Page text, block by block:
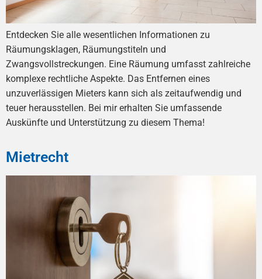
Entdecken Sie alle wesentlichen Informationen zu
Räumungsklagen, Räumungstiteln und
Zwangsvollstreckungen. Eine Räumung umfasst zahlreiche
komplexe rechtliche Aspekte. Das Entfernen eines
unzuverlässigen Mieters kann sich als zeitaufwendig und
teuer herausstellen. Bei mir erhalten Sie umfassende
Auskünfte und Unterstützung zu diesem Thema!
Mietrecht